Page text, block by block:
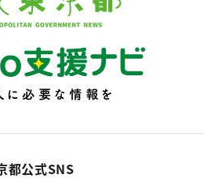
都公式SNS